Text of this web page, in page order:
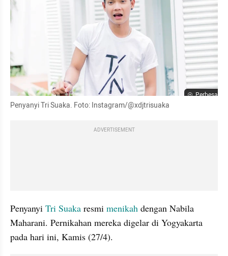
Perbesar
Penyanyi Tri Suaka. Foto: Instagram/@xdjtrisuaka
ADVERTISEMENT
Penyanyi Tri Suaka resmi menikah dengan Nabila
Maharani. Pernikahan mereka digelar di Yogyakarta
pada hari ini, Kamis (27/4).